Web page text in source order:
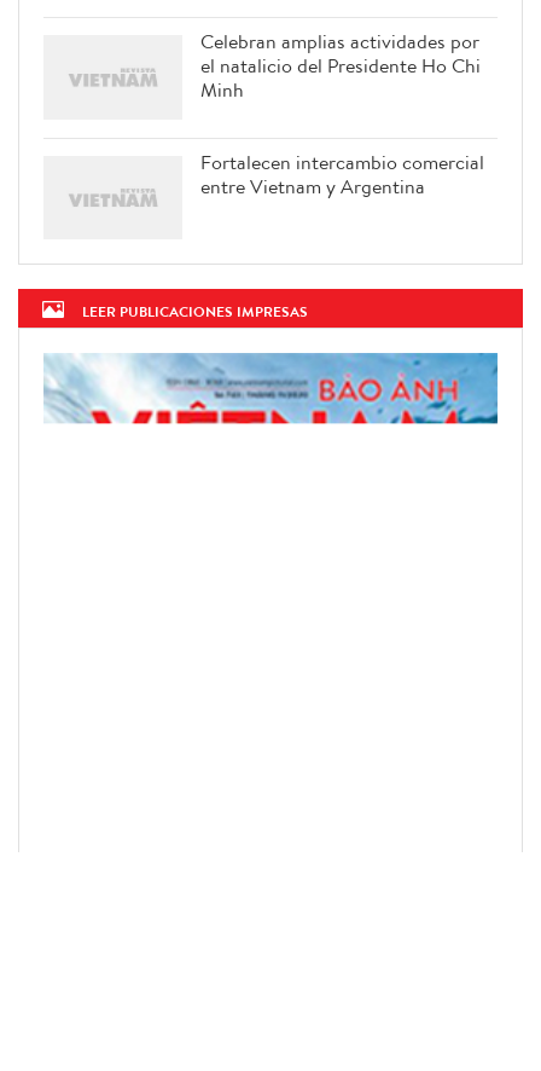
Celebran amplias actividades por
el natalicio del Presidente Ho Chi
Minh
Fortalecen intercambio comercial
entre Vietnam y Argentina
LEER PUBLICACIONES IMPRESAS